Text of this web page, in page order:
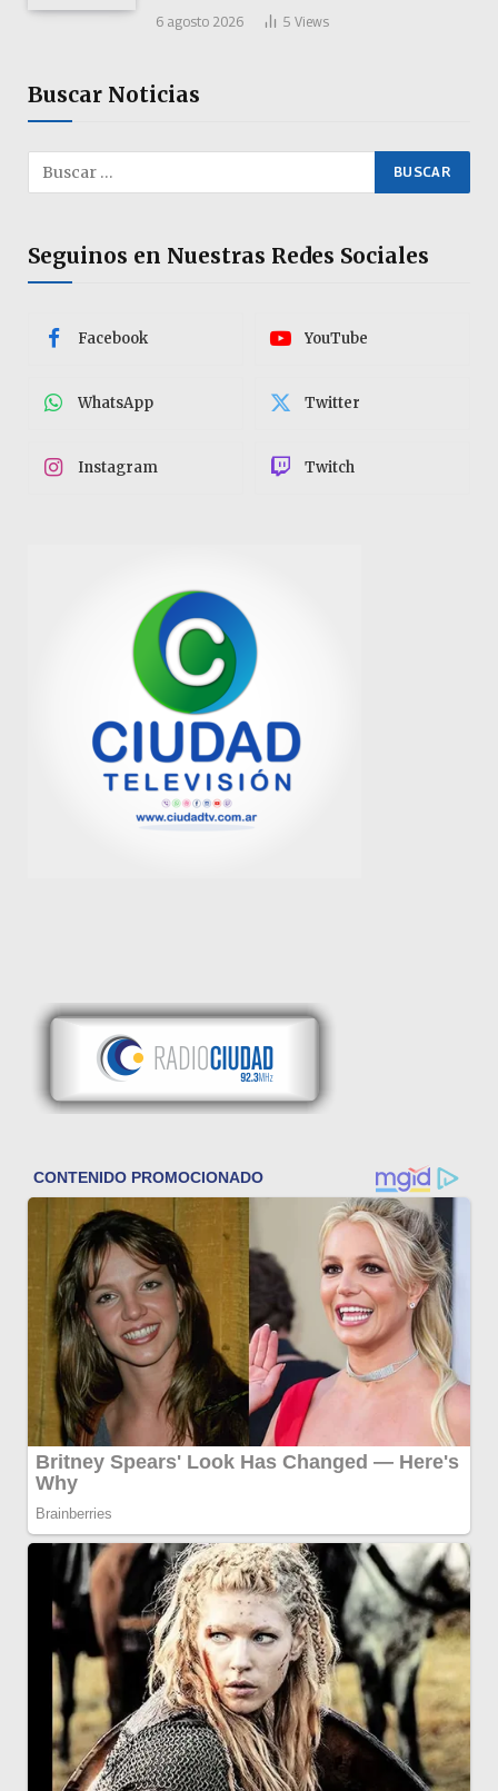
6 agosto 2026 5 Views
Buscar Noticias
Seguinos en Nuestras Redes Sociales
Facebook YouTube
WhatsApp Twitter
Instagram Twitch